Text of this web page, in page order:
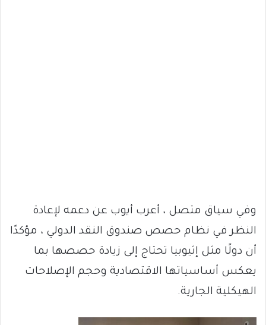
وفي سياق متصل ، أعرب أيوب عن دعمه لإعادة
النظر في نظام حصص صندوق النقد الدولي ، مؤكدًا
أن دولًا مثل إثيوبيا تحتاج إلى زيادة حصصها بما
يعكس أساسياتها الاقتصادية وحجم الإصلاحات
الهيكلية الجارية.